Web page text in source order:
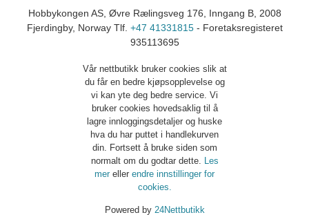
Hobbykongen AS, Øvre Rælingsveg 176, Inngang B, 2008
Fjerdingby, Norway Tlf. +47 41331815- Foretaksregisteret
935113695
Vår nettbutikk bruker cookies slik at
du får en bedre kjøpsopplevelse og
vi kan yte deg bedre service. Vi
bruker cookies hovedsaklig til å
lagre innloggingsdetaljer og huske
hva du har puttet i handlekurven
din. Fortsett å bruke siden som
normalt om du godtar dette. Les
mer eller endre innstillinger for
cookies.
Powered by 24Nettbutikk